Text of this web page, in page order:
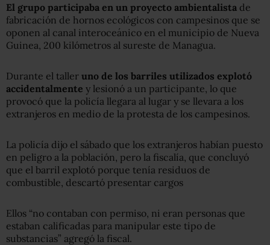
El grupo participaba en un proyecto ambientalista de
fabricación de hornos ecológicos con campesinos que se
oponen al canal interoceánico en el municipio de Nueva
Guinea, 200 kilómetros al sureste de Managua.
Durante el taller uno de los barriles utilizados explotó
accidentalmente y lesionó a un participante, lo que
provocó que la policía llegara al lugar y se llevara a los
extranjeros en medio de la protesta de los campesinos.
La policía dijo el sábado que los extranjeros habían puesto
en peligro a la población, pero la fiscalía, que concluyó
que el barril explotó porque tenía residuos de
combustible, descartó presentar cargos
Ellos “no contaban con permiso, ni eran personas que
estaban calificadas para manipular este tipo de
substancias” agregó la fiscal.